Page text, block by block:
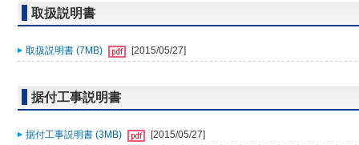
取扱説明書
取扱説明書 (7MB) [2015/05/27]
据付工事説明書
据付工事説明書 (3MB) [2015/05/27]